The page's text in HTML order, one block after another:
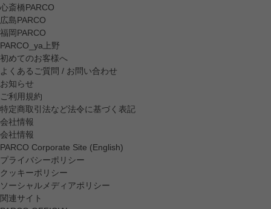
心斎橋PARCO
広島PARCO
福岡PARCO
PARCO_ya上野
初めてのお客様へ
よくあるご質問 / お問い合わせ
お知らせ
ご利用規約
特定商取引法など法令に基づく表記
会社情報
会社情報
PARCO Corporate Site (English)
プライバシーポリシー
クッキーポリシー
ソーシャルメディアポリシー
関連サイト